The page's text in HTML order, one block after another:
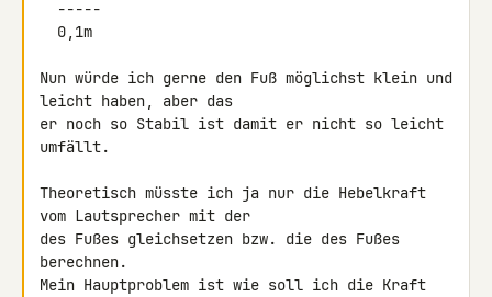
Nun würde ich gerne den Fuß möglichst klein und
leicht haben, aber das
er noch so Stabil ist damit er nicht so leicht
umfällt.
Theoretisch müsste ich ja nur die Hebelkraft
vom Lautsprecher mit der
des Fußes gleichsetzen bzw. die des Fußes
berechnen.
Mein Hauptproblem ist wie soll ich die Kraft